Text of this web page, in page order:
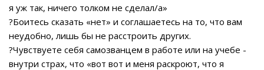
я уж так, ничего толком не сделал/а»
?Боитесь сказать «нет» и соглашаетесь на то, что вам
неудобно, лишь бы не расстроить других.
?Чувствуете себя самозванцем в работе или на учебе -
внутри страх, что «вот вот и меня раскроют, что я